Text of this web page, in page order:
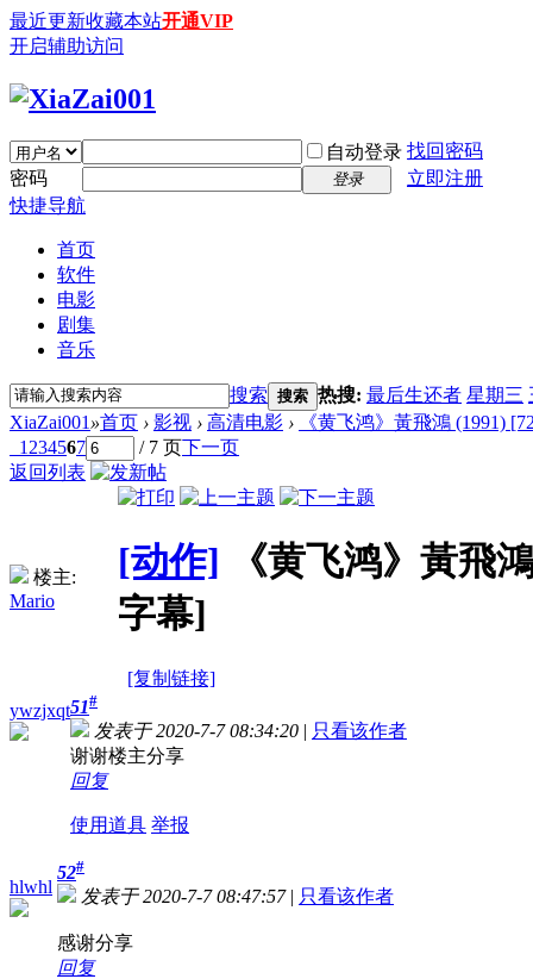
最近更新收藏本站开通VIP
开启辅助访问
自动登录 找回密码
密码
登录
立即注册
快捷导航
首页
软件
电影
剧集
音乐
搜索 搜索 热搜: 最后生还者 星期三
XiaZai001 »首页 › 影视 › 高清电影 ›
《黄飞鸿》黃飛鴻 (1991)
1 234567 / 7 页下一页
返回列表
楼主:
Mario
[动作]
《黄飞鸿》黃飛
字幕]
[复制链接]
ywzjxqt51#
发表于 2020-7-7 08:34:20 | 只看该作者
谢谢楼主分享
回复
使用道具 举报
hlwhl
52#
发表于 2020-7-7 08:47:57 | 只看该作者
感谢分享
回复